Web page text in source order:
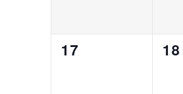
0
17
0
18